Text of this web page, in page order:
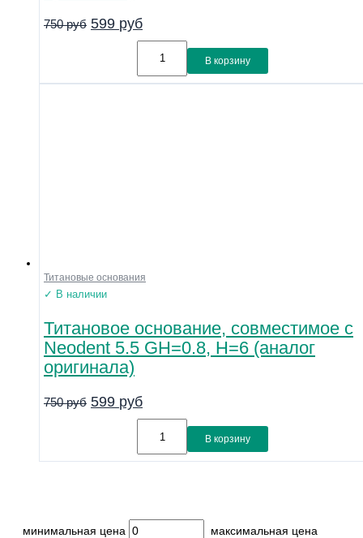
минимальная цена максимальная цена
750руб 599 руб
В корзину
Титановые основания
✓ В наличии
Титановое основание, совместимое с
Neodent 5.5 GH=0.8, H=6 (аналог
оригинала)
750руб 599 руб
В корзину